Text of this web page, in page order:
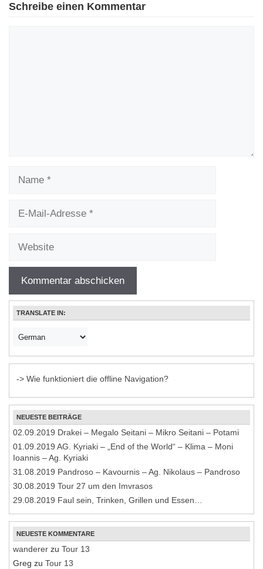
Schreibe einen Kommentar
Mail-
TRANSLATE IN:
-> Wie funktioniert die offline Navigation?
NEUESTE BEITRÄGE
02.09.2019 Drakei – Megalo Seitani – Mikro Seitani – Potami
01.09.2019 AG. Kyriaki – „End of the World“ – Klima – Moni
Ioannis – Ag. Kyriaki
31.08.2019 Pandroso – Kavournis – Ag. Nikolaus – Pandroso
30.08.2019 Tour 27 um den Imvrasos
29.08.2019 Faul sein, Trinken, Grillen und Essen…
NEUESTE KOMMENTARE
wanderer zu Tour 13
Greg zu Tour 13